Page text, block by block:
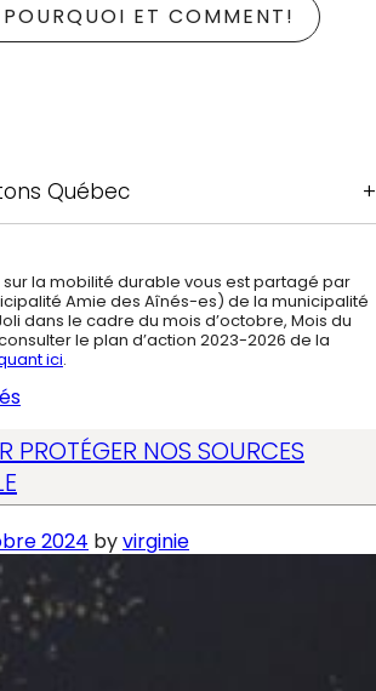
ET COMMENT!
Québec
la mobilité durable vous est partagé par
Amie des Aînés-es) de la municipalité
dans le cadre du mois d’octobre, Mois du
le plan d’action 2023-2026 de la
ici.
PROTÉGER NOS SOURCES
2024 byvirginie